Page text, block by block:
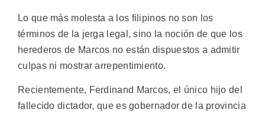
Lo que más molesta a los filipinos no son los
términos de la jerga legal, sino la noción de que los
herederos de Marcos no están dispuestos a admitir
culpas ni mostrar arrepentimiento.
Recientemente, Ferdinand Marcos, el único hijo del
fallecido dictador, que es gobernador de la provincia